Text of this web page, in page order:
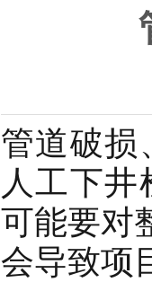
管道破
人工下
可能要对
会导致项